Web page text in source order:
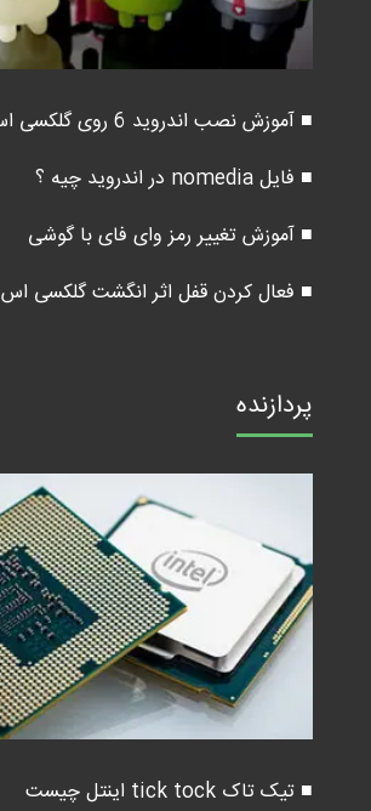
■ آموزش نصب اندروید 6 روی گلکسی اس 5
■ فایل nomedia در اندروید چیه ؟
■ آموزش تغییر رمز وای فای با گوشی
■ فعال کردن قفل اثر انگشت گلکسی اس 7
پردازنده
■ تیک تاک tick tock اینتل چیست